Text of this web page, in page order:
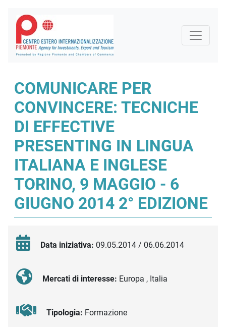
COMUNICARE PER
CONVINCERE: TECNICHE
DI EFFECTIVE
PRESENTING IN LINGUA
ITALIANA E INGLESE
TORINO, 9 MAGGIO - 6
GIUGNO 2014 2° EDIZIONE
Data iniziativa: 09.05.2014 / 06.06.2014
Mercati di interesse: Europa , Italia
Tipologia: Formazione